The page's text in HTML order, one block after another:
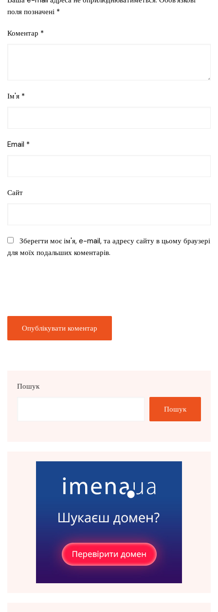
поля позначені *
Коментар *
Ім'я *
Email *
Сайт
Зберегти моє ім'я, e-mail, та адресу сайту в цьому браузері
для моїх подальших коментарів.
Пошук
Пошук